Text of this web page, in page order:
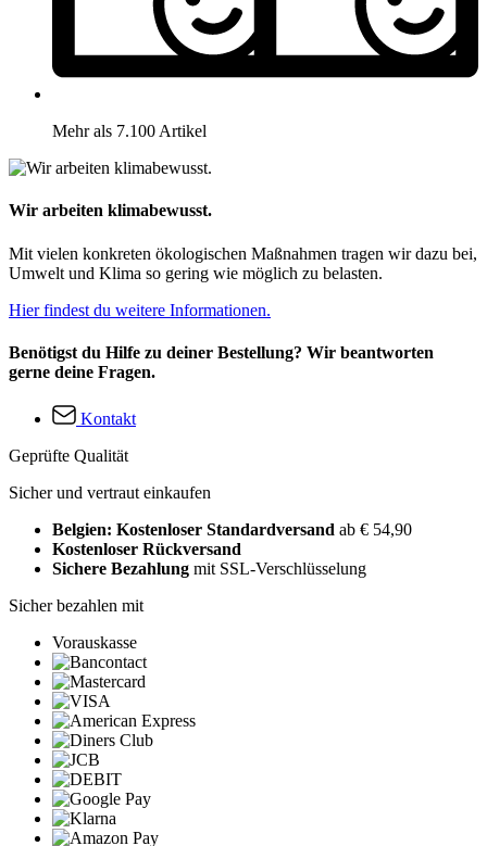
Mehr als 7.100 Artikel
Wir arbeiten klimabewusst.
Mit vielen konkreten ökologischen Maßnahmen tragen wir dazu bei,
Umwelt und Klima so gering wie möglich zu belasten.
Hier findest du weitere Informationen.
Benötigst du Hilfe zu deiner Bestellung? Wir beantworten
gerne deine Fragen.
Kontakt
Geprüfte Qualität
Sicher und vertraut einkaufen
Belgien: Kostenloser Standardversand ab € 54,90
Kostenloser Rückversand
Sichere Bezahlung mit SSL-Verschlüsselung
Sicher bezahlen mit
Vorauskasse